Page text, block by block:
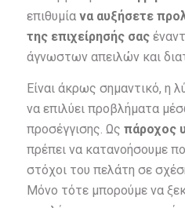
επιθυμία να αυξήσετε
της επιχείρησής σας
άγνωστων απειλών και
Είναι άκρως σημαντικό, η
να επιλύει προβλήματα
προσέγγισης. Ως πάροχος
πρέπει να κατανοήσουμε
στόχοι του πελάτη σε
Μόνο τότε μπορούμε να